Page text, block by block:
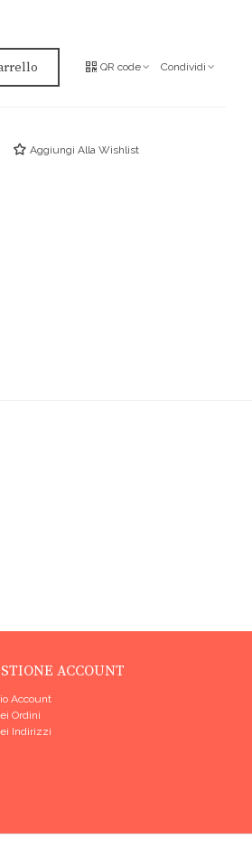
QR code Condividi
Aggiungi Alla Wishlist
ACCOUNT
Account
Ordini
Indirizzi